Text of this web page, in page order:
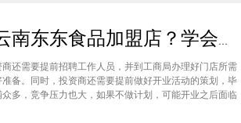
新手如何开云南东东食品加盟店？学会这几点即可轻松开店
还需要提前招聘工作人员，并到工商局办理好门店所需
备。同时，投资商还需要提前做好开业活动的策划，毕
多，竞争压力也大，如果不做计划，可能开业之后面临